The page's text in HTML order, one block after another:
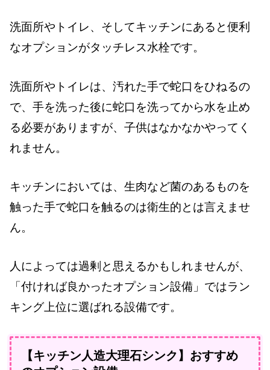
洗面所やトイレ、そしてキッチンにあると便利
なオプションがタッチレス水栓です。
洗面所やトイレは、汚れた手で蛇口をひねるの
で、手を洗った後に蛇口を洗ってから水を止め
る必要がありますが、子供はなかなかやってく
れません。
キッチンにおいては、生肉など菌のあるものを
触った手で蛇口を触るのは衛生的とは言えませ
ん。
人によっては過剰と思えるかもしれませんが、
「付ければ良かったオプション設備」ではラン
キング上位に選ばれる設備です。
【キッチン人造大理石シンク】おすすめ